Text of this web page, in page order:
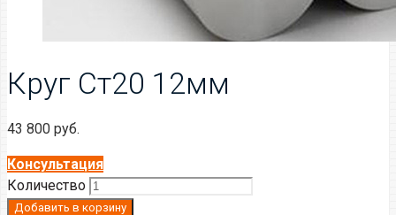
Круг Ст20 12мм
43 800 руб.
Консультация
Количество
Добавить в корзину